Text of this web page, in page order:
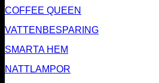
COFFEE QUEEN
VATTENBESPARING
SMARTA HEM
NATTLAMPOR